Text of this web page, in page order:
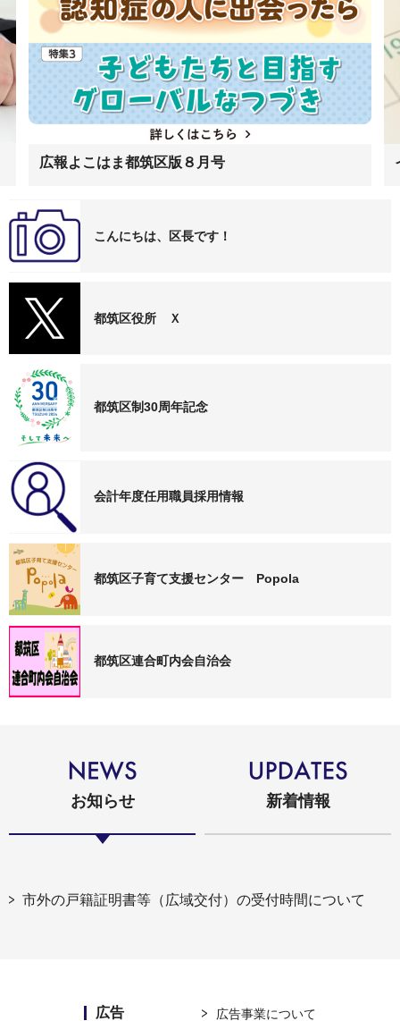
広報よこはま都筑区版８月号
こんにちは、区長です！
都筑区役所 Ｘ
都筑区制30周年記念
会計年度任用職員採用情報
都筑区子育て支援センター Popola
都筑区連合町内会自治会
お知らせ
市外の戸籍証明書等（広域交付）の受付時間について
新着情報
広告 広告事業について